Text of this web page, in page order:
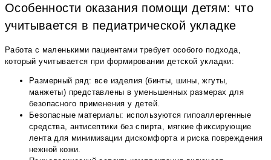
Особенности оказания помощи детям: что
учитывается в педиатрической укладке
Работа с маленькими пациентами требует особого подхода,
который учитывается при формировании детской укладки:
Размерный ряд: все изделия (бинты, шины, жгуты,
манжеты) представлены в уменьшенных размерах для
безопасного применения у детей.
Безопасные материалы: используются гипоаллергенные
средства, антисептики без спирта, мягкие фиксирующие
лента для минимизации дискомфорта и риска повреждения
нежной кожи.